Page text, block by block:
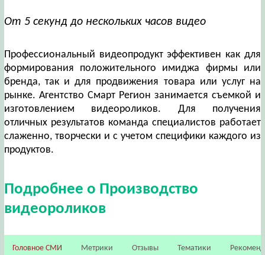
От 5 секунд до нескольких часов видео
Профессиональный видеопродукт эффективен как для
формирования положительного имиджа фирмы или
бренда, так и для продвижения товара или услуг на
рынке. Агентство Смарт Регион занимается съемкой и
изготовлением видеороликов. Для получения
отличных результатов команда специалистов работает
слаженно, творчески и с учетом специфики каждого из
продуктов.
Подробнее о Производство
видеороликов
Головное СМИ Метрики Отзывы Тематики